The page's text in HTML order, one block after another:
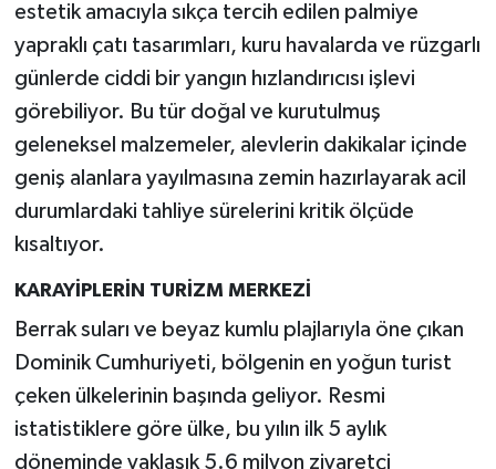
estetik amacıyla sıkça tercih edilen palmiye
yapraklı çatı tasarımları, kuru havalarda ve rüzgarlı
günlerde ciddi bir yangın hızlandırıcısı işlevi
görebiliyor. Bu tür doğal ve kurutulmuş
geleneksel malzemeler, alevlerin dakikalar içinde
geniş alanlara yayılmasına zemin hazırlayarak acil
durumlardaki tahliye sürelerini kritik ölçüde
kısaltıyor.
KARAYİPLERİN TURİZM MERKEZİ
Berrak suları ve beyaz kumlu plajlarıyla öne çıkan
Dominik Cumhuriyeti, bölgenin en yoğun turist
çeken ülkelerinin başında geliyor. Resmi
istatistiklere göre ülke, bu yılın ilk 5 aylık
döneminde yaklaşık 5.6 milyon ziyaretçi